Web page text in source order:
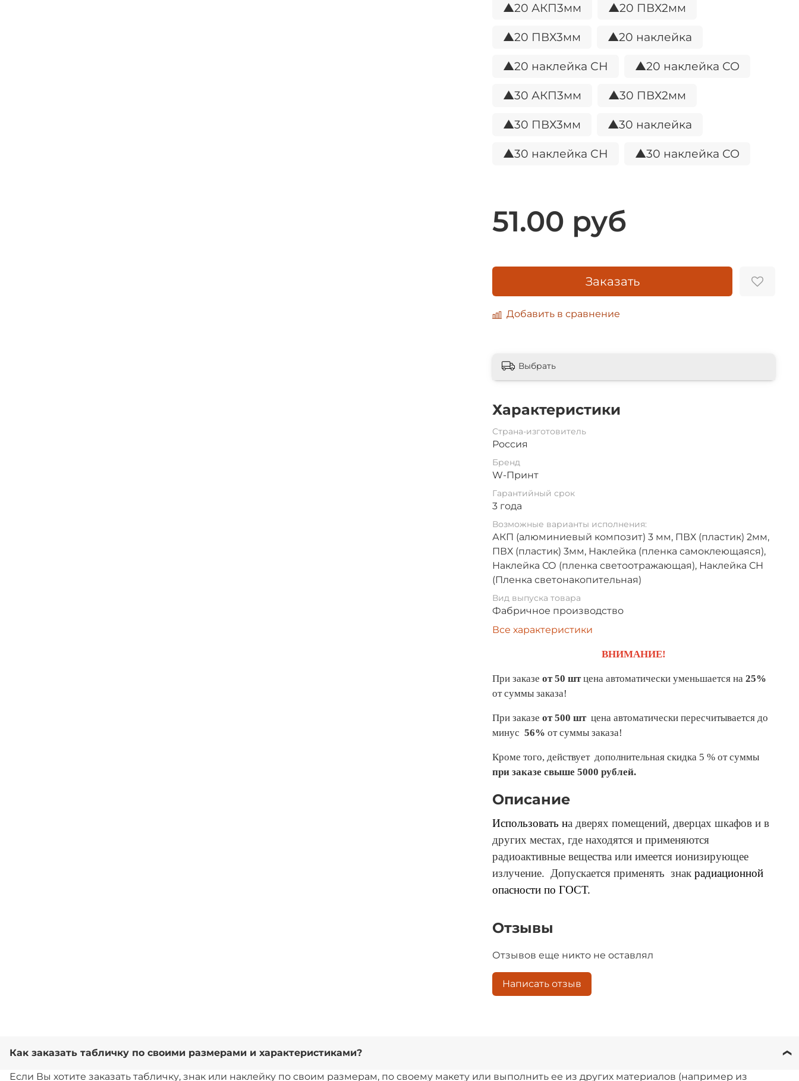
▲20 АКП3мм ▲20 ПВХ2мм
▲20 ПВХ3мм ▲20 наклейка
▲20 наклейка СН ▲20 наклейка СО
▲30 АКП3мм ▲30 ПВХ2мм
▲30 ПВХ3мм ▲30 наклейка
▲30 наклейка СН ▲30 наклейка СО
51.00 руб
Заказать
Добавить в сравнение
Выбрать
Характеристики
Страна-изготовитель
Россия
Бренд
W-Принт
Гарантийный срок
3 года
Возможные варианты исполнения:
АКП (алюминиевый композит) 3 мм, ПВХ (пластик) 2мм,
ПВХ (пластик) 3мм, Наклейка (пленка самоклеющаяся),
Наклейка СО (пленка светоотражающая), Наклейка СН
(Пленка светонакопительная)
Вид выпуска товара
Фабричное производство
Все характеристики
ВНИМАНИЕ!
При заказеот 50 штцена автоматически уменьшается на 25%
от суммы заказа!
При заказеот 500 штцена автоматически пересчитывается до
минус 56%от суммы заказа!
Кроме того, действует дополнительная скидка 5 % от суммы
при заказе свыше 5000 рублей.
Описание
Использовать на дверях помещений, дверцах шкафов и в
других местах, где находятся и применяются
радиоактивные вещества или имеется ионизирующее
излучение. Допускается применять знакрадиационной
опасности по ГОСТ.
Отзывы
Отзывов еще никто не оставлял
Написать отзыв
Как заказать табличку по своими размерами и характеристиками?
Если Вы хотите заказать табличку, знак или наклейку по своим размерам, по своему макету или выполнить ее из других материалов (например из